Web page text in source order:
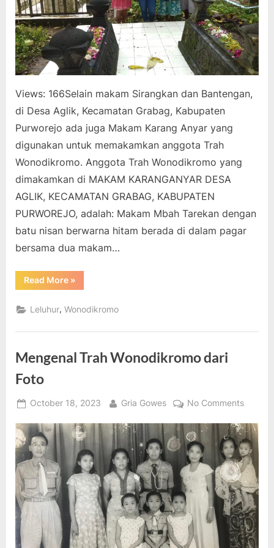
Views: 166Selain makam Sirangkan dan Bantengan,
di Desa Aglik, Kecamatan Grabag, Kabupaten
Purworejo ada juga Makam Karang Anyar yang
digunakan untuk memakamkan anggota Trah
Wonodikromo. Anggota Trah Wonodikromo yang
dimakamkan di MAKAM KARANGANYAR DESA
AGLIK, KECAMATAN GRABAG, KABUPATEN
PURWOREJO, adalah: Makam Mbah Tarekan dengan
batu nisan berwarna hitam berada di dalam pagar
bersama dua makam…
Read More“Makam
Karang
Aglik
–
Wonodikromo”
»
Leluhur,Wonodikromo
Mengenal Trah Wonodikromo dari
Foto
Posted
October 18, 2023 By
Gria Gowes No Commentson
Trah
dari
Foto